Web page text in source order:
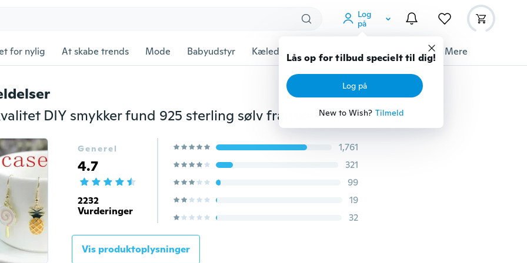
Log
på
Lås op for tilbud specielt til dig!
Log på
New to Wish? Tilmeld
for nylig At skabe trends Mode Babyudstyr Kæledyrstilbehør Gadgets Værktøj Mere
130 stk høj kvalitet DIY smykker fund 925 sterling sølv franske krogeøreringe øretråd
Generel
4.7
2232
Vurderinger
1,761
321
99
19
32
Vis produktoplysninger